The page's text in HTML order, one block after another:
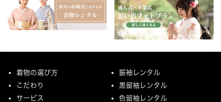
着物の選び方
こだわり
サービス
振袖レンタル
黒留袖レンタル
色留袖レンタル